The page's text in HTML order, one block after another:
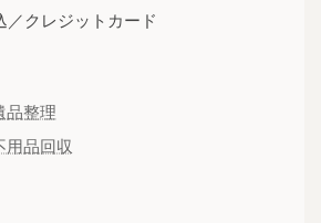
／クレジットカード
品整理
用品回収